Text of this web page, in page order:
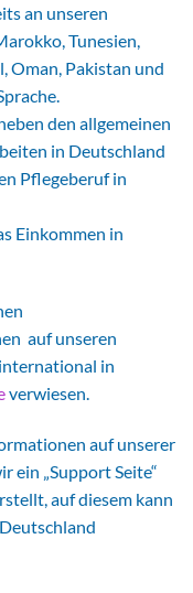
an unseren
Tunesien,
Oman, Pakistan und
den allgemeinen
in Deutschland
Pflegeberuf in
Einkommen in
auf unseren
in
verwiesen.
auf unserer
ein „Support Seite“
auf diesem kann